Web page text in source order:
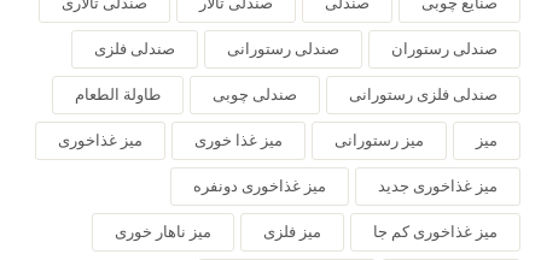
صندلی رستوران صندلی رستورانی صندلی فلزی
صندلی فلزی رستورانی صندلی چوبی طاولة الطعام
میز میز رستورانی میز غذا خوری میز غذاخوری
میز غذاخوری جدید میز غذاخوری دونفره
میز غذاخوری کم جا میز فلزی میز ناهار خوری